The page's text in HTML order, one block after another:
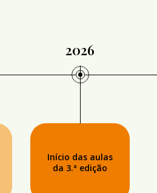
2026
Início das aulas
da 3.ª edição